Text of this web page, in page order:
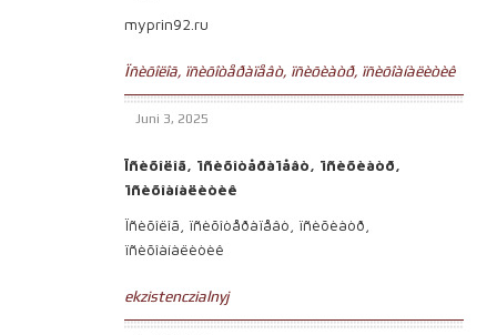
myprin92.ru
Ïñèõîëîã, ïñèõîòåðàïåâò, ïñèõèàòð, ïñèõîàíàëèòèê
Juni 3, 2025
Ïñèõîëîã, ïñèõîòåðàïåâò, ïñèõèàòð,
ïñèõîàíàëèòèê
Ïñèõîëîã, ïñèõîòåðàïåâò, ïñèõèàòð,
ïñèõîàíàëèòèê
ekzistenczialnyj